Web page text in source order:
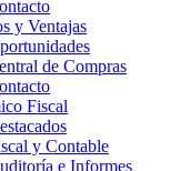
y Ventajas
de Compras
Fiscal
y Contable
e Informes